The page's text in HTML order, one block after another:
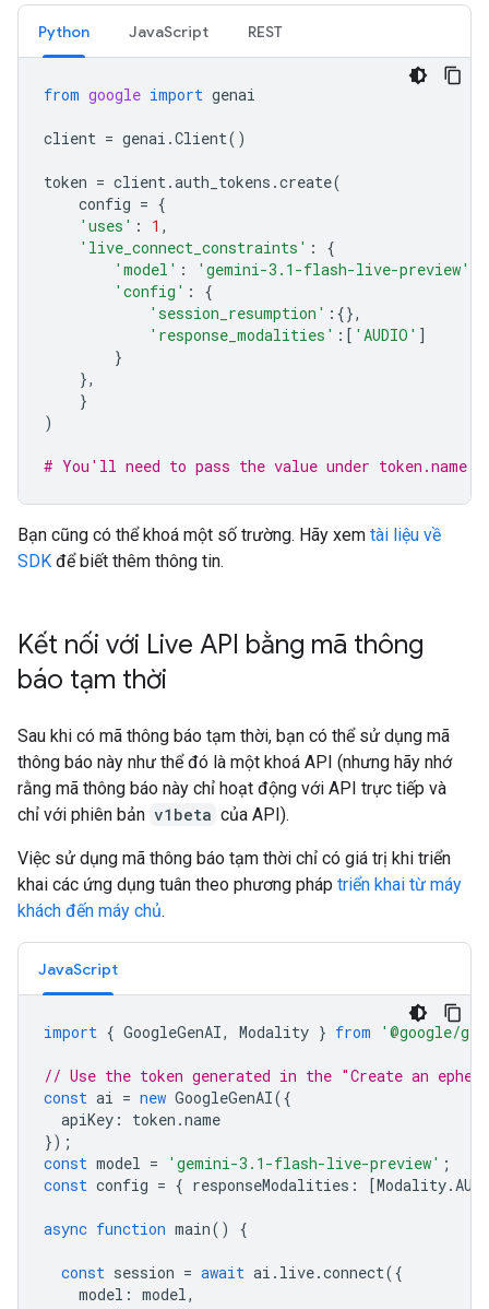
Python JavaScript REST
from google import genai
client = genai .Client()
token = client.auth_tokens .create(
config = {
'uses' : 1 ,
'live_connect_constraints' :
{
'model' : 'gemini-3.1-flash-live-preview'
'config' :
{
'session_resumption' :{},
'response_modalities' :[ 'AUDIO' ]
}
},
}
)
# You'll need to pass the value under
Bạn cũng có thể khoá một số trường. Hãy xem tài liệu về
SDK để biết thêm thông tin.
Kết nối với Live API bằng mã thông
báo tạm thời
Sau khi có mã thông báo tạm thời, bạn có thể sử dụng mã
thông báo này như thể đó là một khoá API (nhưng hãy nhớ
rằng mã thông báo này chỉ hoạt động với API trực tiếp và
chỉ với phiên bản v1beta của API).
Việc sử dụng mã thông báo tạm thời chỉ có giá trị khi triển
khai các ứng dụng tuân theo phương pháp triển khai từ máy
khách đến máy chủ.
JavaScript
import { GoogleGenAI, Modality } from '@google/
// Use the token generated in the "Create an
const ai = new GoogleGenAI({
apiKey : token .name
});
const model = 'gemini-3.1-flash-live-preview' ;
const config = { responseModalities : [Modality.
async function main() {
const session = await ai . live.connect({
model : model,